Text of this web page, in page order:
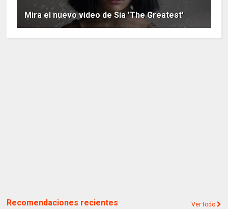
Mira el nuevo video de Sia 'The Greatest'
Recomendaciones recientes Ver todo